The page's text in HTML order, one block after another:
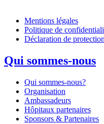
Mentions légales
Politique de
Déclaration de
Qui sommes-nous
Qui sommes-nous?
Organisation
Ambassadeurs
Hôpitaux partenaires
Sponsors & Partenaires